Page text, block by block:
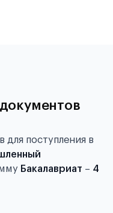
для поступления в
Бакалавриат – 4